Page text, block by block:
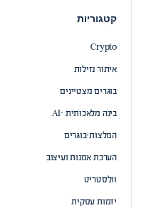
קטגוריות
Crypto
איתור נזילות
בוגרים מצטיינים
בינה מלאכותית -AI
המלצות-בוגרים
הערכת אמנות ועיצוב
וולסטריט
יזמות עסקית